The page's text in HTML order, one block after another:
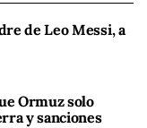
de Leo Messi, a
Ormuz solo
y sanciones